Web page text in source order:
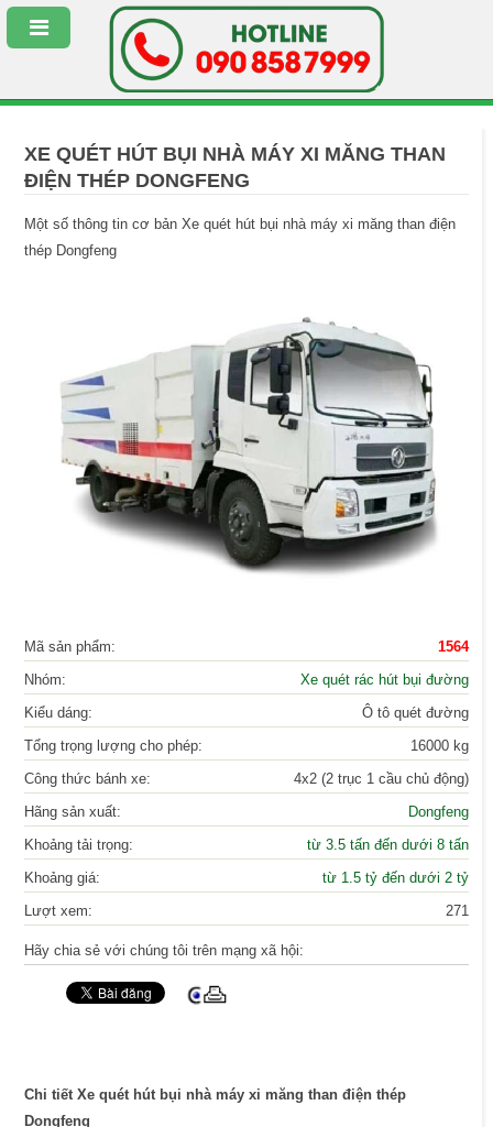
XE QUÉT HÚT BỤI NHÀ MÁY XI MĂNG THAN
ĐIỆN THÉP DONGFENG
Một số thông tin cơ bản Xe quét hút bụi nhà máy xi măng than điện
thép Dongfeng
Mã sản phẩm:
1564
Nhóm:
Xe quét rác hút bụi đường
Kiểu dáng:
Ô tô quét đường
Tổng trọng lượng cho phép:
16000 kg
Công thức bánh xe:
4x2 (2 trục 1 cầu chủ động)
Hãng sản xuất:
Dongfeng
Khoảng tải trọng:
từ 3.5 tấn đến dưới 8 tấn
Khoảng giá:
từ 1.5 tỷ đến dưới 2 tỷ
Lượt xem:
271
Hãy chia sẻ với chúng tôi trên mạng xã hội:
Chi tiết Xe quét hút bụi nhà máy xi măng than điện thép
Dongfeng